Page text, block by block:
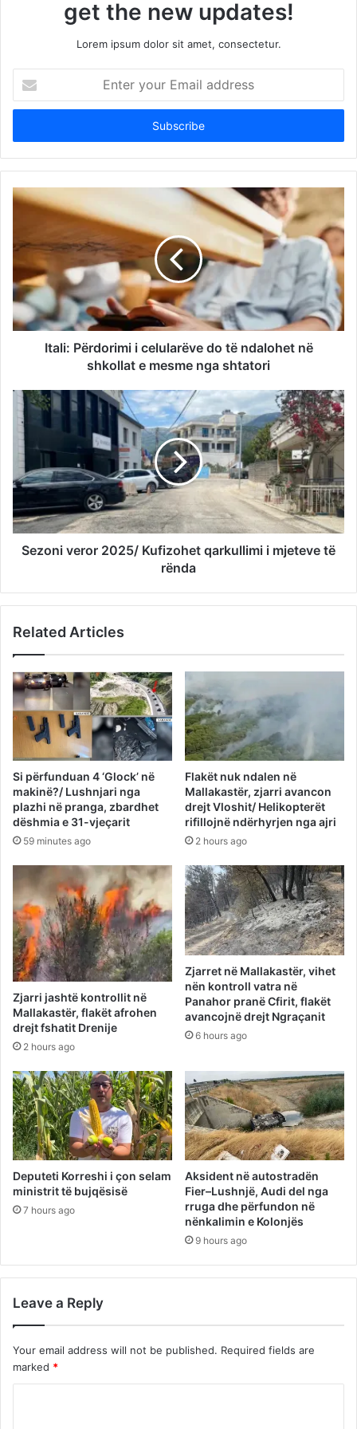
get the new updates!
Lorem ipsum dolor sit amet, consectetur.
your
Email
Itali: Përdorimi i celularëve do të ndalohet në
shkollat ​​e mesme nga shtatori
Sezoni veror 2025/ Kufizohet qarkullimi i mjeteve të
rënda
Related Articles
Si përfunduan 4 ‘Glock’ në
makinë?/ Lushnjari nga
plazhi në pranga, zbardhet
dëshmia e 31-vjeçarit
59 minutes ago
Flakët nuk ndalen në
Mallakastër, zjarri avancon
drejt Vloshit/ Helikopterët
rifillojnë ndërhyrjen nga ajri
2 hours ago
Zjarri jashtë kontrollit në
Mallakastër, flakët afrohen
drejt fshatit Drenije
2 hours ago
Zjarret në Mallakastër, vihet
nën kontroll vatra në
Panahor pranë Cfirit, flakët
avancojnë drejt Ngraçanit
6 hours ago
Deputeti Korreshi i çon selam
ministrit të bujqësisë
7 hours ago
Aksident në autostradën
Fier–Lushnjë, Audi del nga
rruga dhe përfundon në
nënkalimin e Kolonjës
9 hours ago
Leave a Reply
Your email address will not be published. Required fields are
marked *